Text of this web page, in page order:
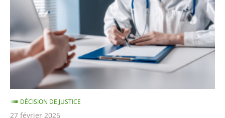
médecins
sanctionnés
pour
refus
de
soins
discriminatoire
DÉCISION DE JUSTICE
27 février 2026